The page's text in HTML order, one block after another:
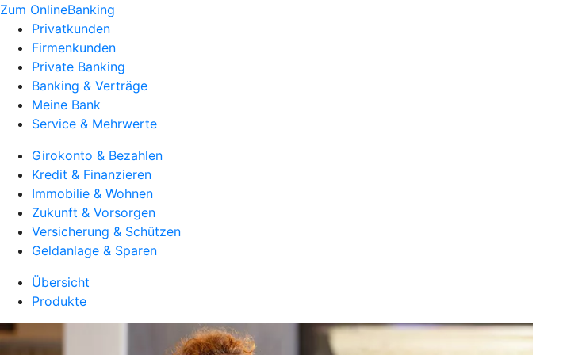
Zum OnlineBanking
Privatkunden
Firmenkunden
Private Banking
Banking & Verträge
Meine Bank
Service & Mehrwerte
Girokonto & Bezahlen
Kredit & Finanzieren
Immobilie & Wohnen
Zukunft & Vorsorgen
Versicherung & Schützen
Geldanlage & Sparen
Übersicht
Produkte